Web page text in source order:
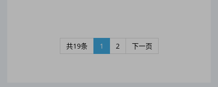
共19条 1 2 下一页